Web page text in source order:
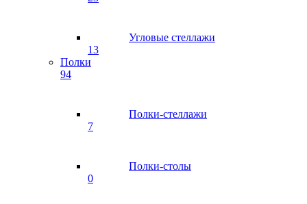
Угловые стеллажи
13
Полки
94
Полки-стеллажи
7
Полки-столы
0